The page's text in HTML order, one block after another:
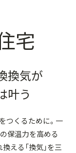
宅
換気が
叶う
つくるために。一
の保温力を高める
える「換気」を三